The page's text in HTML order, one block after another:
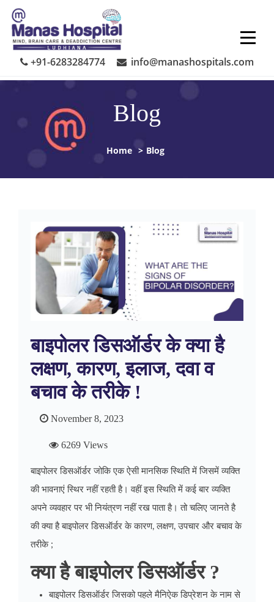
Skip
content
+91-6283284774
info@manashospitals.com
Blog
Home > Blog
बाइपोलर डिसऑर्डर के क्या है
लक्षण, कारण, इलाज, दवा व
बचाव के तरीके !
November 8, 2023
6269 Views
बाइपोलर डिसऑर्डर जोकि एक ऐसी मानसिक स्थिति में जिसमें व्‍यक्ति
की भावनाएं स्थिर नहीं रहती है। वहीं इस स्थिति में कई बार व्‍यक्ति
अपने व्‍यवहार पर भी नियंत्रण नहीं रख पाता है। तो चलिए जानते है
की क्या है बाइपोलर डिसऑर्डर के कारण, लक्षण, उपचार और बचाव के
तरीके ;
क्या है बाइपोलर डिसऑर्डर ?
बाइपोलर डिसऑर्डर जिसको पहले मैनिऐक डिप्रेशन के नाम से